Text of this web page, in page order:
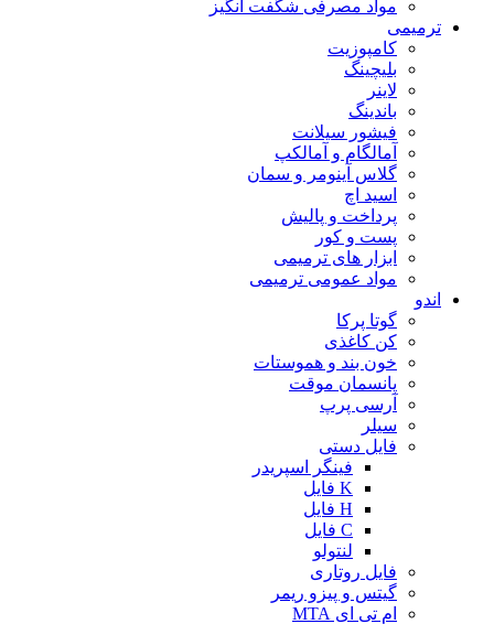
مواد مصرفی شگفت انگیز
ترمیمی
کامپوزیت
بلیچینگ
لاینر
باندینگ
فیشور سیلانت
آمالگام و آمالکپ
گلاس آینومر و سمان
اسید اچ
پرداخت و پالیش
پست و کور
ابزار های ترمیمی
مواد عمومی ترمیمی
اندو
گوتا پرکا
کن کاغذی
خون بند و هموستات
پانسمان موقت
آرسی پرپ
سیلر
فایل دستی
فینگر اسپریدر
K فایل
H فایل
C فایل
لنتولو
فایل روتاری
گیتس و پیزو ریمر
ام تی ای MTA